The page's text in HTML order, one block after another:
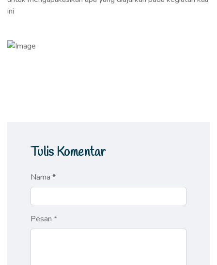
ini
Tulis Komentar
Nama *
Pesan *